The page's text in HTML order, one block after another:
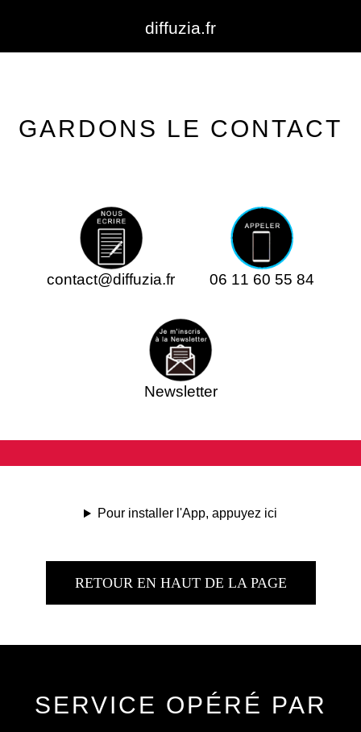
diffuzia.fr
GARDONS LE CONTACT
contact@diffuzia.fr 06 11 60 55 84
Newsletter
Pour installer l'App, appuyez ici
RETOUR EN HAUT DE LA PAGE
SERVICE OPÉRÉ PAR